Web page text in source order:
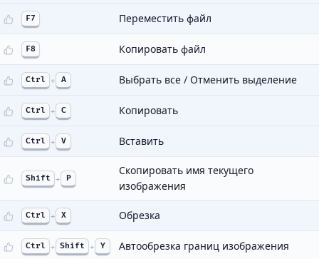
F7 Переместить файл
F8 Копировать файл
Ctrl + A Выбрать все / Отменить выделение
Ctrl + C Копировать
Ctrl + V Вставить
Shift + P
Скопировать имя текущего
изображения
Ctrl + X Обрезка
Ctrl + Shift + Y Автообрезка границ изображения